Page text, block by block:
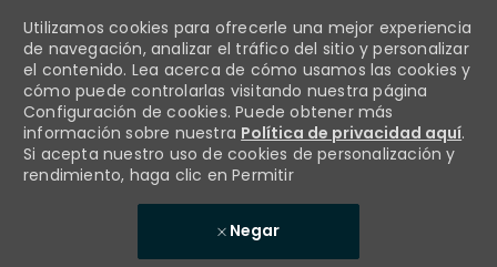
Utilizamos cookies para ofrecerle una mejor experiencia
de navegación, analizar el tráfico del sitio y personalizar
el contenido. Lea acerca de cómo usamos las cookies y
cómo puede controlarlas visitando nuestra página
Configuración de cookies. Puede obtener más
información sobre nuestra Política de privacidad aquí.
Si acepta nuestro uso de cookies de personalización y
rendimiento, haga clic en Permitir
Negar